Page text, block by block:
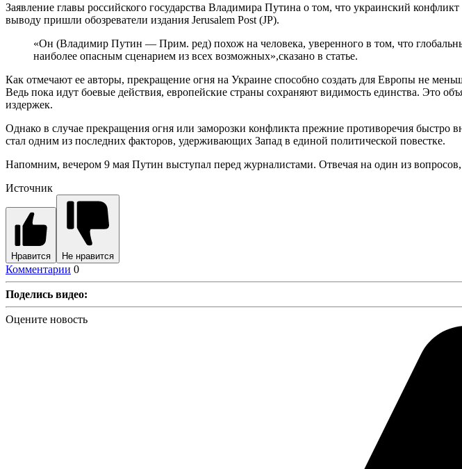
Заявление главы российского государства Владимира Путина о том, что украинский
выводу пришли обозреватели издания Jerusalem Post (JP).
«Он (Владимир Путин — Прим. ред) похож на человека, уверенного в том, что
наиболее опасным сценарием из всех возможных»,сказано в статье.
Как отмечают ее авторы, прекращение огня на Украине способно создать для Европы не
Ведь пока идут боевые действия, европейские страны сохраняют видимость единства. Это
издержек.
Однако в случае прекращения огня или заморозки конфликта прежние противоречия
стал одним из последних факторов, удерживающих Запад в единой политической повестке.
Напомним, вечером 9 мая Путин выступал перед журналистами. Отвечая на один из
Источник
Нравится Не нравится
Комментарии 0
Поделись видео:
Оцените новость